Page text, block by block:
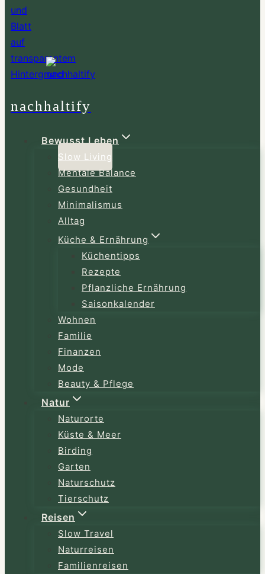
nachhaltify
Bewusst Leben
Slow Living
Mentale Balance
Gesundheit
Minimalismus
Alltag
Küche & Ernährung
Küchentipps
Rezepte
Pflanzliche Ernährung
Saisonkalender
Wohnen
Familie
Finanzen
Mode
Beauty & Pflege
Natur
Naturorte
Küste & Meer
Birding
Garten
Naturschutz
Tierschutz
Reisen
Slow Travel
Naturreisen
Familienreisen